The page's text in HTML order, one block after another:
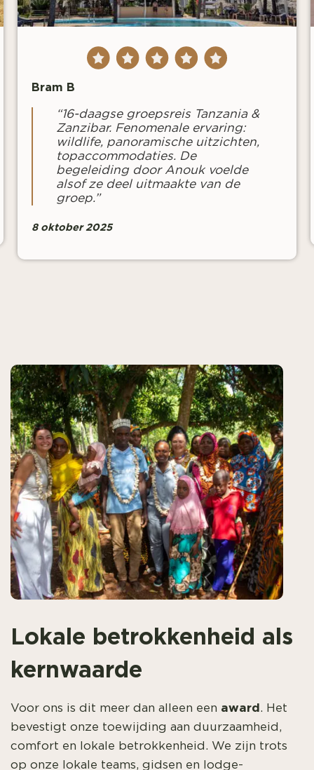
Bram B
“16-daagse groepsreis Tanzania &
Zanzibar. Fenomenale ervaring:
wildlife, panoramische uitzichten,
topaccommodaties. De
begeleiding door Anouk voelde
alsof ze deel uitmaakte van de
groep.”
8 oktober 2025
Lokale betrokkenheid als
kernwaarde
Voor ons is dit meer dan alleen een award. Het
bevestigt onze toewijding aan duurzaamheid,
comfort en lokale betrokkenheid. We zijn trots
op onze lokale teams, gidsen en lodge-